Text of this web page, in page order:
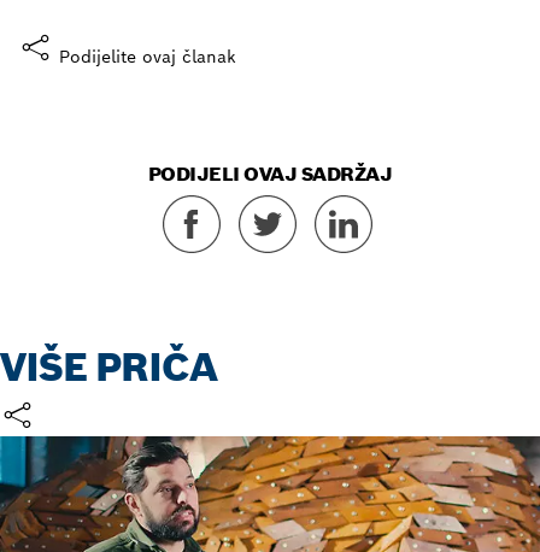
Podijelite ovaj članak
PODIJELI OVAJ SADRŽAJ
VIŠE PRIČA